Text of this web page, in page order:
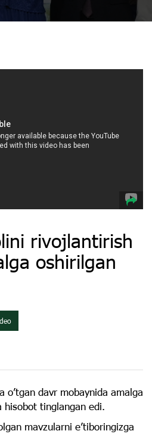
rivojlantirish
oshirilgan
oʼtgan davr mobaynida amalga
hisobot tinglangan edi.
mavzularni e’tiboringizga